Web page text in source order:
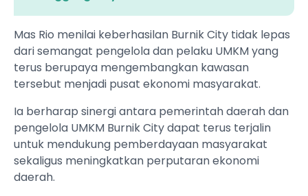
Mas Rio menilai keberhasilan Burnik City tidak lepas
dari semangat pengelola dan pelaku UMKM yang
terus berupaya mengembangkan kawasan
tersebut menjadi pusat ekonomi masyarakat.
Ia berharap sinergi antara pemerintah daerah dan
pengelola UMKM Burnik City dapat terus terjalin
untuk mendukung pemberdayaan masyarakat
sekaligus meningkatkan perputaran ekonomi
daerah.